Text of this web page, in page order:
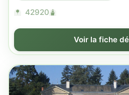
42920
Voir la fiche